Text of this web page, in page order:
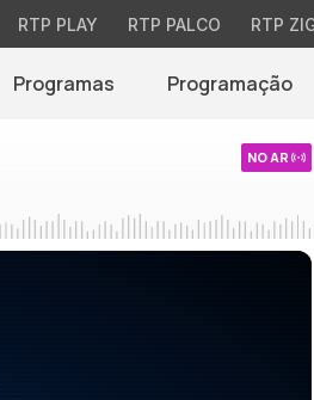
RTP PLAY RTP PALCO RTP
Programas Programação
NO AR